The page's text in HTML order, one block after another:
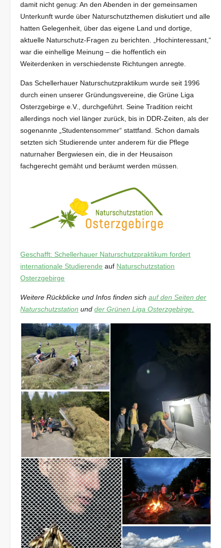
damit nicht genug: An den Abenden in der gemeinsamen
Unterkunft wurde über Naturschutzthemen diskutiert und alle
hatten Gelegenheit, über das eigene Land und dortige,
aktuelle Naturschutz-Fragen zu berichten. „Hochinteressant,“
war die einhellige Meinung – die hoffentlich ein
Weiterdenken in verschiedenste Richtungen anregte.
Das Schellerhauer Naturschutzpraktikum wurde seit 1996
durch einen unserer Gründungsvereine, die Grüne Liga
Osterzgebirge e.V., durchgeführt. Seine Tradition reicht
allerdings noch viel länger zurück, bis in DDR-Zeiten, als der
sogenannte „Studentensommer“ stattfand. Schon damals
setzten sich Studierende unter anderem für die Pflege
naturnaher Bergwiesen ein, die in der Heusaison
fachgerecht gemäht und beräumt werden müssen.
Geschafft: Schellerhauer Naturschutzpraktikum fordert
internationale Studierende auf Naturschutzstation
Osterzgebirge
Weitere Rückblicke und Infos finden sichauf den Seiten der
Naturschutzstation undder Grünen Liga Osterzgebirge.